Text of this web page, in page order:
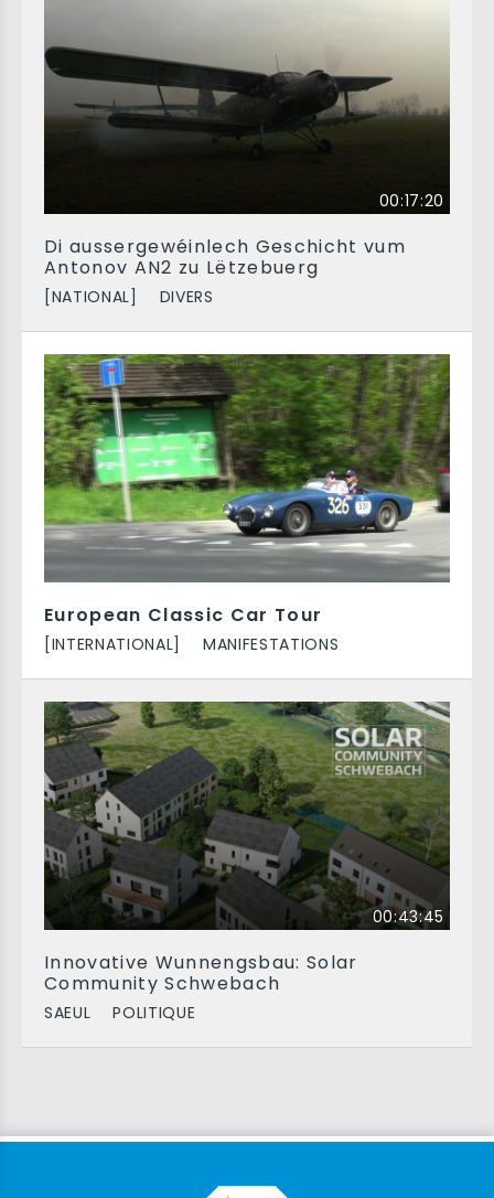
00:17:20
Di aussergewéinlech Geschicht vum
Antonov AN2 zu Lëtzebuerg
[NATIONAL] DIVERS
European Classic Car Tour
[INTERNATIONAL] MANIFESTATIONS
00:43:45
Innovative Wunnengsbau: Solar
Community Schwebach
SAEUL POLITIQUE